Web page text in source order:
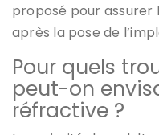
proposé pour
après la pose de
Pour quels
peut-on
réfractive ?